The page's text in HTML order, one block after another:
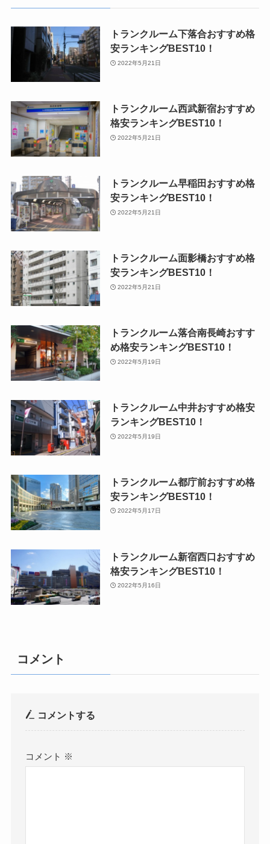
トランクルーム下落合おすすめ格
安ランキングBEST10！
2022年5月21日
トランクルーム西武新宿おすすめ
格安ランキングBEST10！
2022年5月21日
トランクルーム早稲田おすすめ格
安ランキングBEST10！
2022年5月21日
トランクルーム面影橋おすすめ格
安ランキングBEST10！
2022年5月21日
トランクルーム落合南長崎おすす
め格安ランキングBEST10！
2022年5月19日
トランクルーム中井おすすめ格安
ランキングBEST10！
2022年5月19日
トランクルーム都庁前おすすめ格
安ランキングBEST10！
2022年5月17日
トランクルーム新宿西口おすすめ
格安ランキングBEST10！
2022年5月16日
コメント
コメントする
コメント ※